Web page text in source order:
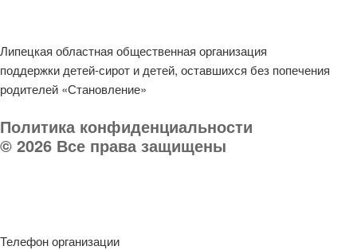
Липецкая областная общественная организация
поддержки детей-сирот и детей, оставшихся без попечения
родителей «Становление»
Политика конфиденциальности
© 2026 Все права защищены
Телефон организации